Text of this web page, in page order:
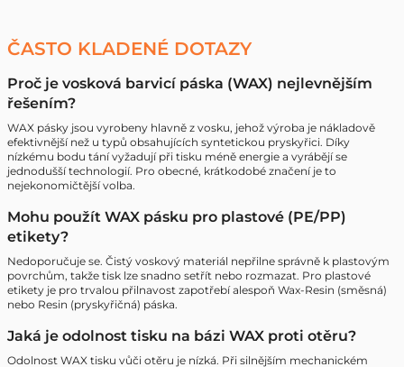
ČASTO KLADENÉ DOTAZY
Proč je vosková barvicí páska (WAX) nejlevnějším
řešením?
WAX pásky jsou vyrobeny hlavně z vosku, jehož výroba je nákladově
efektivnější než u typů obsahujících syntetickou pryskyřici. Díky
nízkému bodu tání vyžadují při tisku méně energie a vyrábějí se
jednodušší technologií. Pro obecné, krátkodobé značení je to
nejekonomičtější volba.
Mohu použít WAX pásku pro plastové (PE/PP)
etikety?
Nedoporučuje se. Čistý voskový materiál nepřilne správně k plastovým
povrchům, takže tisk lze snadno setřít nebo rozmazat. Pro plastové
etikety je pro trvalou přilnavost zapotřebí alespoň Wax-Resin (směsná)
nebo Resin (pryskyřičná) páska.
Jaká je odolnost tisku na bázi WAX proti otěru?
Odolnost WAX tisku vůči otěru je nízká. Při silnějším mechanickém